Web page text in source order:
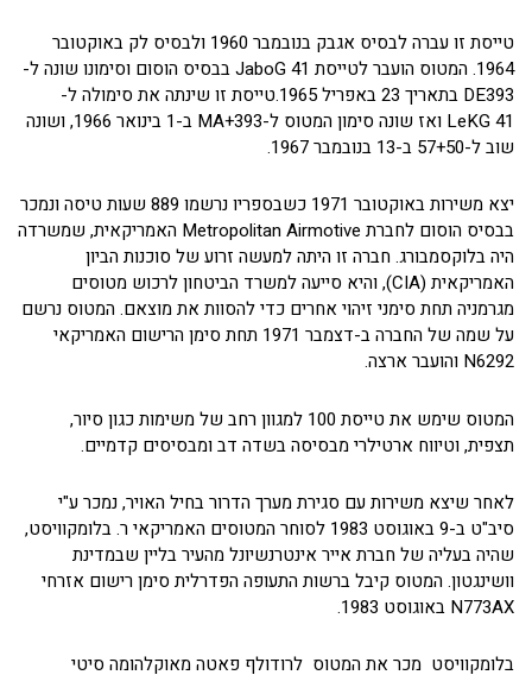
טייסת זו עברה לבסיס אגבק בנובמבר 1960 ולבסיס לק באוקטובר
1964. המטוס הועבר לטייסת JaboG 41 בבסיס הוסום וסימונו שונה ל-
DEּ393 בתאריך 23 באפריל 1965.טייסת זו שינתה את סימולה ל-
LeKG 41 ואז שונה סימון המטוס ל-MA+393 ב-1 בינואר 1966, ושונה
שוב ל-57+50 ב-13 בנובמבר 1967.
יצא משירות באוקטובר 1971 כשבספריו נרשמו 889 שעות טיסה ונמכר
בבסיס הוסום לחברת Metropolitan Airmotive האמריקאית, שמשרדה
היה בלוקסמבורג. חברה זו היתה למעשה זרוע של סוכנות הביון
האמריקאית (CIA), והיא סייעה למשרד הביטחון לרכוש מטוסים
מגרמניה תחת סימני זיהוי אחרים כדי להסוות את מוצאם. המטוס נרשם
על שמה של החברה ב-דצמבר 1971 תחת סימן הרישום האמריקאי
N6292 והועבר ארצה.
המטוס שימש את טייסת 100 למגוון רחב של משימות כגון סיור,
תצפית, וטיווח ארטילרי מבסיסה בשדה דב ומבסיסים קדמיים.
לאחר שיצא משירות עם סגירת מערך הדרור בחיל האויר, נמכר ע"י
סיב"ט ב-9 באוגוסט 1983 לסוחר המטוסים האמריקאי ר. בלומקוויסט,
שהיה בעליה של חברת אייר אינטרנשיונל מהעיר בליין שבמדינת
וושינגטון. המטוס קיבל ברשות התעופה הפדרלית סימן רישום אזרחי
N773AX באוגוסט 1983.
בלומקוויסט מכר את המטוס לרודולף פאטה מאוקלהומה סיטי